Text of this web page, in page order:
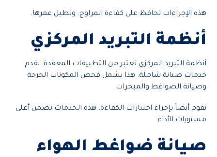
هذه الإجراءات تحافظ على كفاءة المراوح. وتطيل عمرها.
أنظمة التبريد المركزي
أنظمة التبريد المركزي تعتبر من التطبيقات المعقدة. نقدم
خدمات صيانة شاملة. هذا يشمل فحص المكونات الحرجة
وصيانة الضواغط والمبخرات.
نقوم أيضاً بإجراء اختبارات الكفاءة. هذه الخدمات تضمن أعلى
مستويات الأداء.
صيانة ضواغط الهواء